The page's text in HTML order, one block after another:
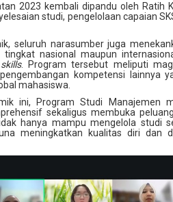
2023 kembali dipandu oleh Ratih
studi, pengelolaan capaian
seluruh narasumber juga
nasional maupun
. Program tersebut meliputi
kompetensi lainnya
mahasiswa.
ini, Program Studi Manajemen
sekaligus membuka
hanya mampu mengelola studi
meningkatkan kualitas diri dan